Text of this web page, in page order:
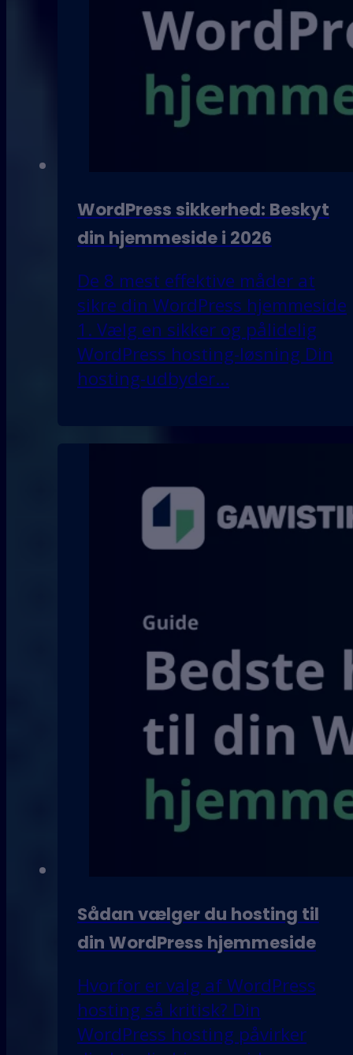
WordPress sikkerhed: Beskyt
din hjemmeside i 2026
De 8 mest effektive måder at
sikre din WordPress hjemmeside
1. Vælg en sikker og pålidelig
WordPress hosting-løsning Din
hosting-udbyder…
Sådan vælger du hosting til
din WordPress hjemmeside
Hvorfor er valg af WordPress
hosting så kritisk? Din
WordPress hosting påvirker